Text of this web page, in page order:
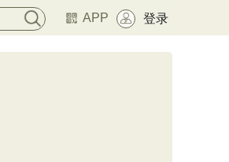
APP 登录